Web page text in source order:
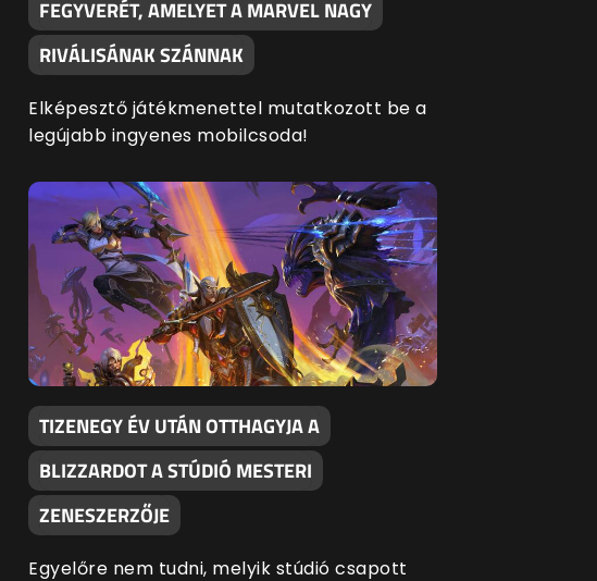
FEGYVERÉT, AMELYET A MARVEL NAGY
RIVÁLISÁNAK SZÁNNAK
Elképesztő játékmenettel mutatkozott be a
legújabb ingyenes mobilcsoda!
TIZENEGY ÉV UTÁN OTTHAGYJA A
BLIZZARDOT A STÚDIÓ MESTERI
ZENESZERZŐJE
Egyelőre nem tudni, melyik stúdió csapott